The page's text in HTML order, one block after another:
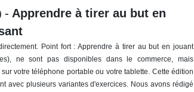
- Apprendre à tirer au but en
Point fort : Apprendre à tirer au but en jouant
ne sont pas disponibles dans le commerce, mais
votre téléphone portable ou votre tablette. Cette édition
avec plusieurs variantes d'exercices. Nous avons rédigé